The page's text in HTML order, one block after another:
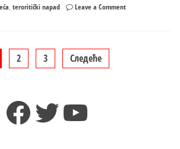
teroritički napad Leave a Commenton
2 3 Следеће
Facebook
TwitterYouTube